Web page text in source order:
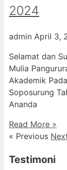
2024
admin April 3,
Selamat dan
Mulia
Akademik
Soposurung
⁠Ananda
Read More »
« Previous
Testimoni